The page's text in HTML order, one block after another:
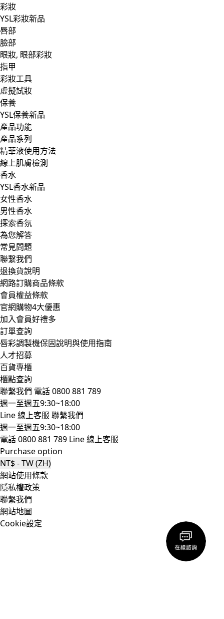
彩妝
YSL彩妝新品
唇部
臉部
眼妝, 眼部彩妝
指甲
彩妝工具
虛擬試妝
保養
YSL保養新品
產品功能
產品系列
精華液使用方法
線上肌膚檢測
香水
YSL香水新品
女性香水
男性香水
探索香氛
為您解答
常見問題
聯繫我們
退換貨說明
網路訂購商品條款
會員權益條款
官網購物4大優惠
加入會員好禮多
訂單查詢
唇彩調製機保固說明與使用指南
人才招募
百貨專櫃
櫃點查詢
聯繫我們 電話 0800 881 789
週一至週五9:30~18:00
Line 線上客服 聯繫我們
週一至週五9:30~18:00
電話 0800 881 789 Line 線上客服
Purchase option
NT$ - TW (ZH)
網站使用條款
隱私權政策
聯繫我們
網站地圖
Cookie設定